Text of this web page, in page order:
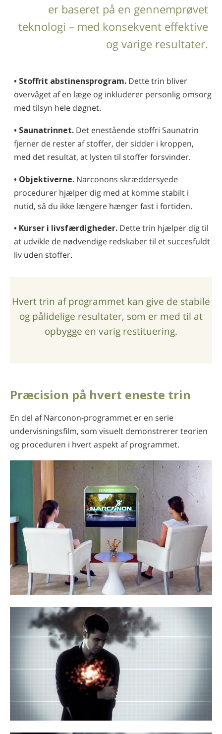
er baseret på en gennemprøvet
teknologi – med konsekvent effektive
og varige resultater.
• Stoffrit abstinensprogram. Dette trin bliver
overvåget af en læge og inkluderer personlig omsorg
med tilsyn hele døgnet.
• Saunatrinnet. Det enestående stoffri Saunatrin
fjerner de rester af stoffer, der sidder i kroppen,
med det resultat, at lysten til stoffer forsvinder.
• Objektiverne. Narconons skræddersyede
procedurer hjælper dig med at komme stabilt i
nutid, så du ikke længere hænger fast i fortiden.
• Kurser i livsfærdigheder. Dette trin hjælper dig til
at udvikle de nødvendige redskaber til et succesfuldt
liv uden stoffer.
Hvert trin af programmet kan give de stabile
og pålidelige resultater, som er med til at
opbygge en varig restituering.
Præcision på hvert eneste trin
En del af Narconon-programmet er en serie
undervisningsfilm, som visuelt demonstrerer teorien
og proceduren i hvert aspekt af programmet.